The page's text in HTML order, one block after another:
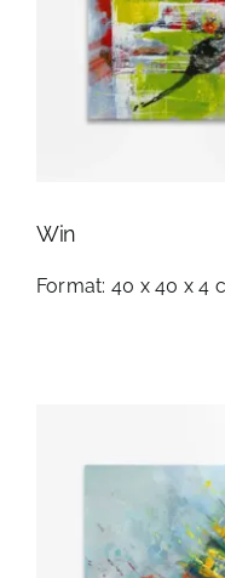
Win
Format: 40 x 40 x 4